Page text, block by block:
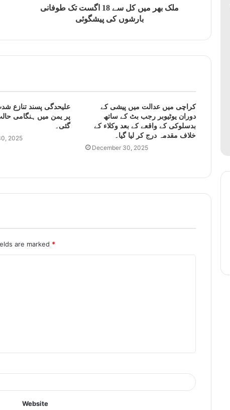
ملک بھر میں کل سے 18 اگست تک طوفانی
بارشوں کی پیشگوئی
علیحدگی پسند تنازع
پر یمن میں ہنگامی
گئی۔
2025
کراچی میں عدالت میں پیشی کے
دوران یوٹیوبر رجب بٹ کے ساتھ
بدسلوکی کے واقعے کے بعد وکلاء کے
خلاف مقدمہ درج کر لیا گیا۔
December 30, 2025
are marked *
Website